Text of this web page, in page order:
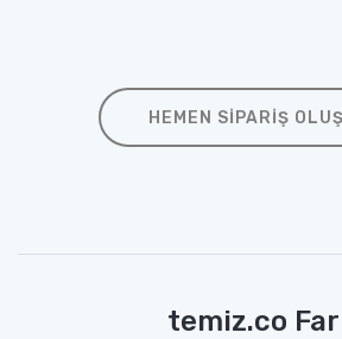
HEMEN SIPARIŞ
temiz.co